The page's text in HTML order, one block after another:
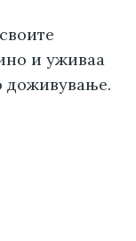
и уживаа
доживување.